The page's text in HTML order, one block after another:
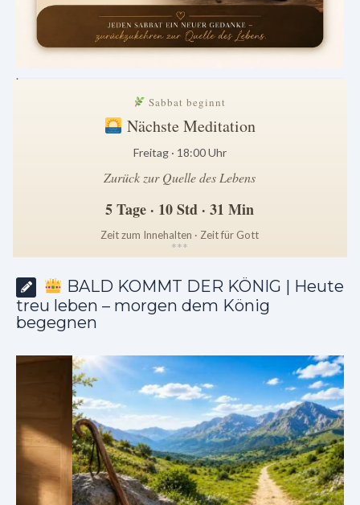
.
Sabbat beginnt
Nächste Meditation
Freitag · 18:00 Uhr
Zurück zur Quelle des Lebens
5 Tage · 10 Std · 31 Min
Zeit zum Innehalten · Zeit für Gott
***
BALD KOMMT DER KÖNIG | Heute
treu leben – morgen dem König
begegnen